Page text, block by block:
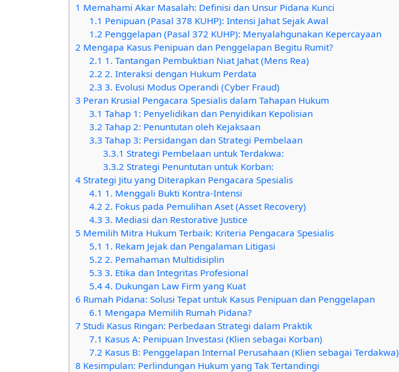
1 Memahami Akar Masalah: Definisi dan Unsur Pidana Kunci
1.1 Penipuan (Pasal 378 KUHP): Intensi Jahat Sejak Awal
1.2 Penggelapan (Pasal 372 KUHP): Menyalahgunakan Kepercayaan
2 Mengapa Kasus Penipuan dan Penggelapan Begitu Rumit?
2.1 1. Tantangan Pembuktian Niat Jahat (Mens Rea)
2.2 2. Interaksi dengan Hukum Perdata
2.3 3. Evolusi Modus Operandi (Cyber Fraud)
3 Peran Krusial Pengacara Spesialis dalam Tahapan Hukum
3.1 Tahap 1: Penyelidikan dan Penyidikan Kepolisian
3.2 Tahap 2: Penuntutan oleh Kejaksaan
3.3 Tahap 3: Persidangan dan Strategi Pembelaan
3.3.1 Strategi Pembelaan untuk Terdakwa:
3.3.2 Strategi Penuntutan untuk Korban:
4 Strategi Jitu yang Diterapkan Pengacara Spesialis
4.1 1. Menggali Bukti Kontra-Intensi
4.2 2. Fokus pada Pemulihan Aset (Asset Recovery)
4.3 3. Mediasi dan Restorative Justice
5 Memilih Mitra Hukum Terbaik: Kriteria Pengacara Spesialis
5.1 1. Rekam Jejak dan Pengalaman Litigasi
5.2 2. Pemahaman Multidisiplin
5.3 3. Etika dan Integritas Profesional
5.44. Dukungan Law Firm yang Kuat
6 Rumah Pidana: Solusi Tepat untuk Kasus Penipuan dan Penggelapan
6.1 Mengapa Memilih Rumah Pidana?
7 Studi Kasus Ringan: Perbedaan Strategi dalam Praktik
7.1 Kasus A: Penipuan Investasi (Klien sebagai Korban)
7.2 Kasus B: Penggelapan Internal Perusahaan (Klien sebagai Terdakwa)
8 Kesimpulan: Perlindungan Hukum yang Tak Tertandingi